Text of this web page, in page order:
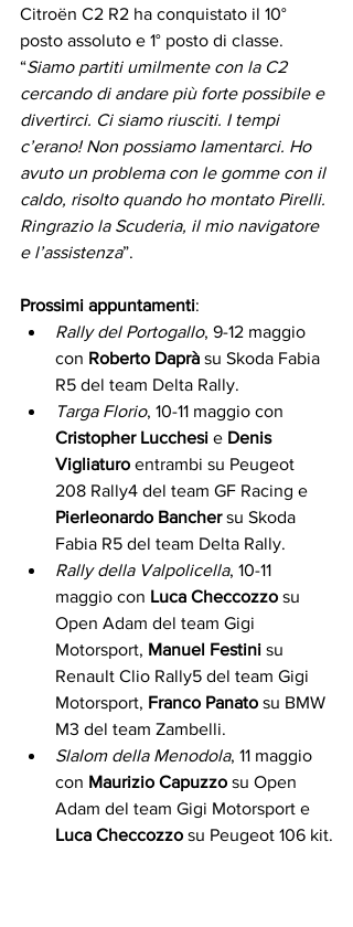
Citroën C2 R2 ha conquistato il 10°
posto assoluto e 1° posto di classe.
“Siamo partiti umilmente con la C2
cercando di andare più forte possibile e
divertirci. Ci siamo riusciti. I tempi
c’erano! Non possiamo lamentarci. Ho
avuto un problema con le gomme con il
caldo, risolto quando ho montato Pirelli.
Ringrazio la Scuderia, il mio navigatore
e l’assistenza”.
Prossimi appuntamenti:
Rally del Portogallo, 9-12 maggio
con Roberto Daprà su Skoda Fabia
R5 del team Delta Rally.
Targa Florio, 10-11 maggio con
Cristopher Lucchesi e Denis
Vigliaturo entrambi su Peugeot
208 Rally4 del team GF Racing e
Pierleonardo Bancher su Skoda
Fabia R5 del team Delta Rally.
Rally della Valpolicella, 10-11
maggio con Luca Checcozzo su
Open Adam del team Gigi
Motorsport, Manuel Festini su
Renault Clio Rally5 del team Gigi
Motorsport, Franco Panato su BMW
M3 del team Zambelli.
Slalom della Menodola, 11 maggio
con Maurizio Capuzzo su Open
Adam del team Gigi Motorsport e
Luca Checcozzo su Peugeot 106 kit.